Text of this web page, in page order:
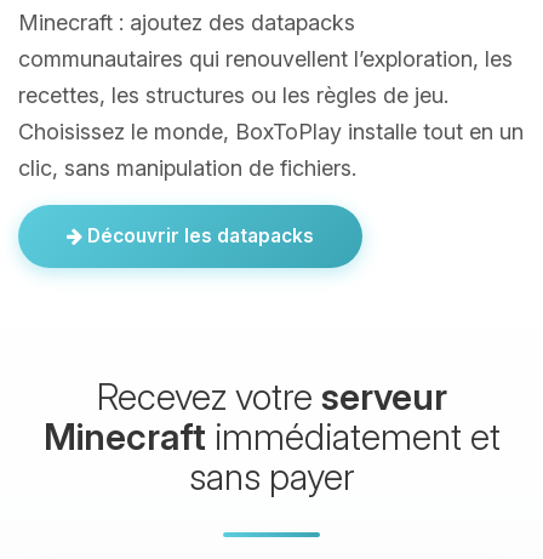
Minecraft : ajoutez des datapacks
communautaires qui renouvellent l’exploration, les
recettes, les structures ou les règles de jeu.
Choisissez le monde, BoxToPlay installe tout en un
clic, sans manipulation de fichiers.
Découvrir les datapacks
Recevez votre serveur
Minecraft immédiatement et
sans payer